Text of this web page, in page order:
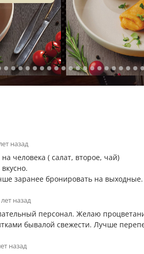
назад
человека ( салат, второе, чай)
заранее бронировать на выходные.
назад
персонал. Желаю
бывалой свежести. Лучше
назад